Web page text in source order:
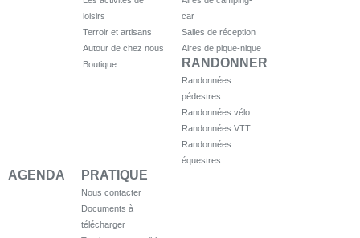
loisirs
Terroir et artisans
Autour de chez nous
Boutique
car
Salles de réception
Aires de pique-nique
RANDONNER
Randonnées
pédestres
Randonnées vélo
Randonnées VTT
Randonnées
équestres
AGENDA PRATIQUE
Nous contacter
Documents à
télécharger